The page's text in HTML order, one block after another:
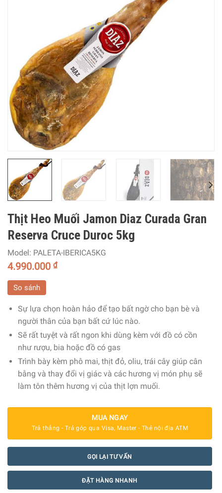
Thịt Heo Muối Jamon Diaz Curada Gran
Reserva Cruce Duroc 5kg
Model: PALETA-IBERICA5KG
4.990.000 ₫
So sánh
Sự lựa chọn hoàn hảo để tạo bất ngờ cho bạn bè và
người thân của bạn bất cứ lúc nào.
Sẽ rất tuyệt và rất ngon khi dùng kèm với đồ có cồn
như rượu, bia hoặc đồ có gas
Trình bày kèm phô mai, thịt đỏ, oliu, trái cây giúp cân
bằng và thay đổi vị giác và các hương vị món phụ sẽ
làm tôn thêm hương vị của thịt lợn muối.
MUA NGAY
Trả thẳng - Trả góp qua Visa, Master - Thẻ nội địa ATM
GỌI LẠI TƯ VẤN
ĐẶT HÀNG NHANH